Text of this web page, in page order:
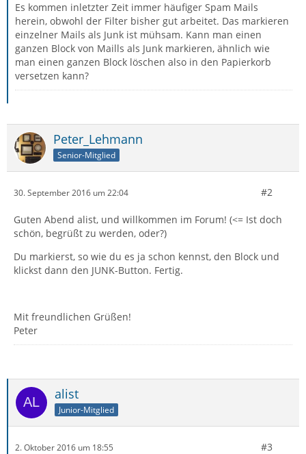
Es kommen inletzter Zeit immer häufiger Spam Mails
herein, obwohl der Filter bisher gut arbeitet. Das markieren
einzelner Mails als Junk ist mühsam. Kann man einen
ganzen Block von Maills als Junk markieren, ähnlich wie
man einen ganzen Block löschen also in den Papierkorb
versetzen kann?
Peter_Lehmann
Senior-Mitglied
30. September 2016 um 22:04 #2
Guten Abend alist, und willkommen im Forum! (<= Ist doch
schön, begrüßt zu werden, oder?)
Du markierst, so wie du es ja schon kennst, den Block und
klickst dann den JUNK-Button. Fertig.
Mit freundlichen Grüßen!
Peter
alist
Junior-Mitglied
2. Oktober 2016 um 18:55 #3